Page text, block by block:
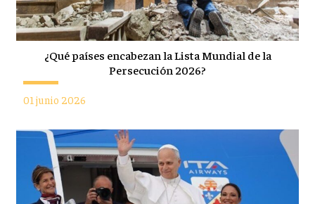
¿Qué países encabezan la Lista Mundial de la
Persecución 2026?
01 junio 2026